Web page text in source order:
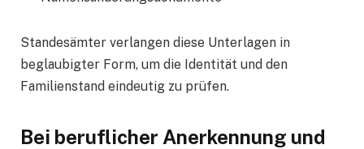
Standesämter verlangen diese Unterlagen in
beglaubigter Form, um die Identität und den
Familienstand eindeutig zu prüfen.
Bei beruflicher Anerkennung und